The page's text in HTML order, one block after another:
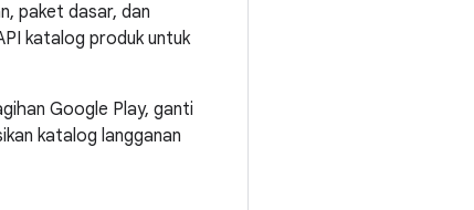
paket dasar, dan
katalog produk untuk
Google Play, ganti
katalog langganan